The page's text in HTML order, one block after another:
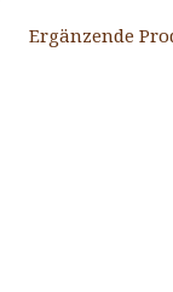
Ergänzende